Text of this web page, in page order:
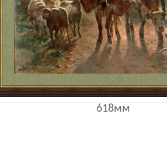
618мм